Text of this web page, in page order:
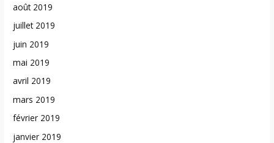
août 2019
juillet 2019
juin 2019
mai 2019
avril 2019
mars 2019
février 2019
janvier 2019